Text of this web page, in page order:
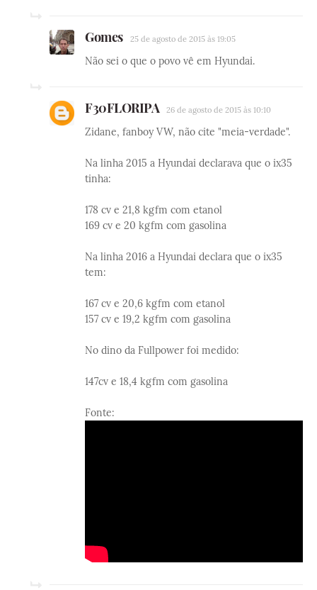
Gomes 25 de agosto de 2015 às 19:05
Não sei o que o povo vê em Hyundai.
F30FLORIPA 26 de agosto de 2015 às 10:10
Zidane, fanboy VW, não cite "meia-verdade".
Na linha 2015 a Hyundai declarava que o ix35
tinha:
178 cv e 21,8 kgfm com etanol
169 cv e 20 kgfm com gasolina
Na linha 2016 a Hyundai declara que o ix35
tem:
167 cv e 20,6 kgfm com etanol
157 cv e 19,2 kgfm com gasolina
No dino da Fullpower foi medido:
147cv e 18,4 kgfm com gasolina
Fonte: